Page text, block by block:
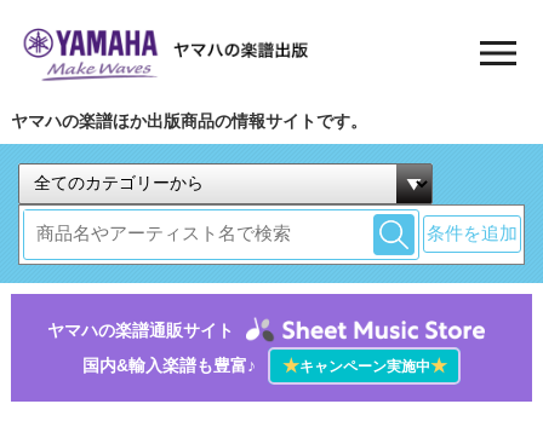
ヤマハの楽譜ほか出版商品の情報サイトです。
条件を追加
ヤマハの楽譜通販サイト
国内&輸入楽譜も豊富♪
★キャンペーン実施中★